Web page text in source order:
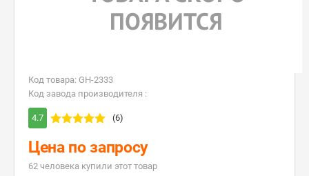
Код товара: GH-2333
Код завода производителя :
4.7 (6)
Цена по запросу
62 человекa купили этот товар